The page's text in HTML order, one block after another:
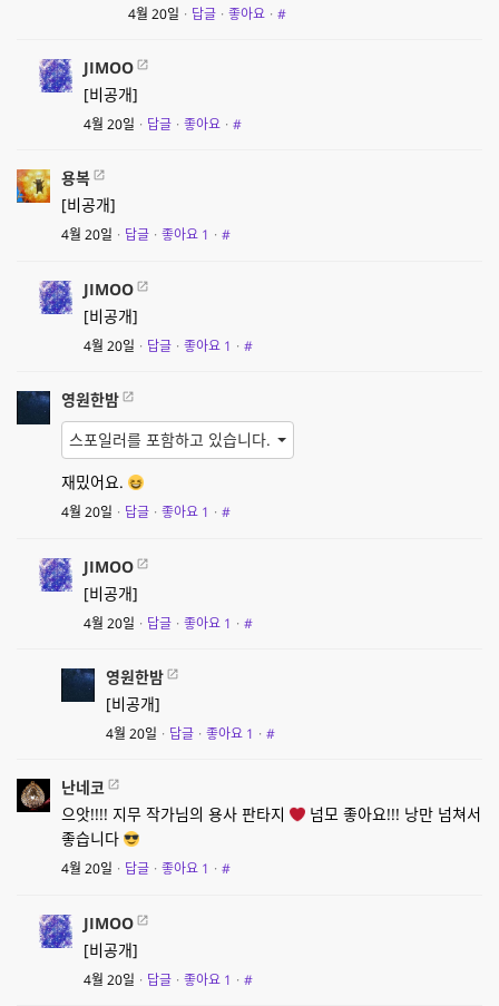
4월 20일 · 답글 · 좋아요 · #
JIMOO
[비공개]
4월 20일 · 답글 · 좋아요 · #
용복
[비공개]
4월 20일 · 답글 · 좋아요 1 · #
JIMOO
[비공개]
4월 20일 · 답글 · 좋아요 1 · #
영원한밤
스포일러를 포함하고 있습니다.
재밌어요.
4월 20일 · 답글 · 좋아요 1 · #
JIMOO
[비공개]
4월 20일 · 답글 · 좋아요 1 · #
영원한밤
[비공개]
4월 20일 · 답글 · 좋아요 1 · #
난네코
으앗!!!! 지무 작가님의 용사 판타지
넘모 좋아요!!! 낭만 넘쳐서
좋습니다
4월 20일 · 답글 · 좋아요 1 · #
JIMOO
[비공개]
4월 20일 · 답글 · 좋아요 1 · #